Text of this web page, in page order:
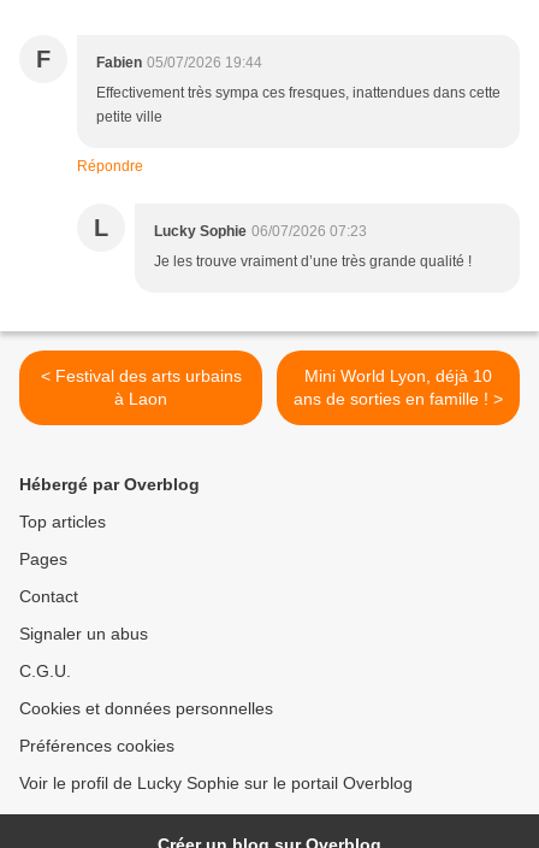
F Fabien 05/07/2026 19:44
Effectivement très sympa ces fresques, inattendues dans cette
petite ville
Répondre
L Lucky Sophie 06/07/2026 07:23
Je les trouve vraiment d’une très grande qualité !
< Festival des arts urbains
à Laon
Mini World Lyon, déjà 10
ans de sorties en famille ! >
Hébergé par Overblog
Top articles
Pages
Contact
Signaler un abus
C.G.U.
Cookies et données personnelles
Préférences cookies
Voir le profil de Lucky Sophie sur le portail Overblog
Créer un blog sur Overblog